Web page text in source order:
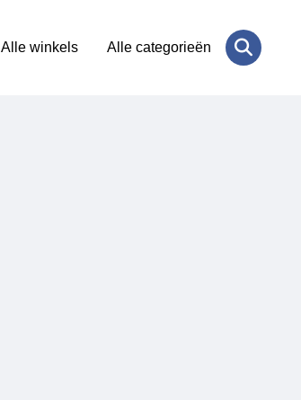
Alle winkels Alle categorieën